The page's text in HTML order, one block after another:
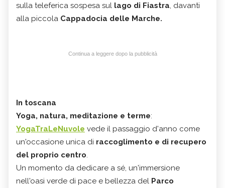
sulla teleferica sospesa sul lago di Fiastra, davanti
alla piccola Cappadocia delle Marche.
Continua a leggere dopo la pubblicità
In toscana
Yoga, natura, meditazione e terme:
YogaTraLeNuvole vede il passaggio d'anno come
un'occasione unica di raccoglimento e di recupero
del proprio centro.
Un momento da dedicare a sé, un'immersione
nell'oasi verde di pace e bellezza del Parco